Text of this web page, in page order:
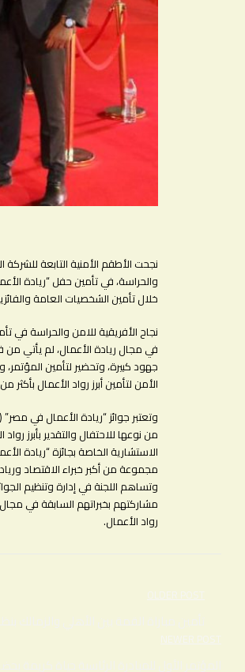
نجحت الأطقم الأمنية التابعة للشركة
خلال تأمين الشخصيات العامة
نجاح الأفريقية للامن والحراسة في
في مجال ريادة الأعمال، لم يأتي من
جهود كبيرة، وتحضير لتأمين المؤتمر،
الأمن لتأمين أبرز رواد الأعمال بأكثر من 15 صناعة.
من نوعها للاحتفال والتقدير بأبرز
مجموعة من أكبر خبراء الاقتصاد
وتساهم اللجنة في إدارة وتنظيم
مشاركتهم بخبراتهم السابقة في
رواد الأعمال.
تصفّح
المقالات
OLDER POST
NEWER POST